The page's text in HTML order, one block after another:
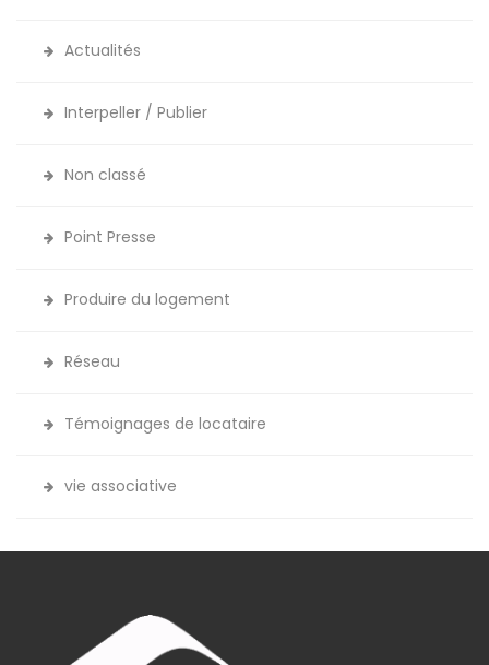
Actualités
Interpeller / Publier
Non classé
Point Presse
Produire du logement
Réseau
Témoignages de locataire
vie associative